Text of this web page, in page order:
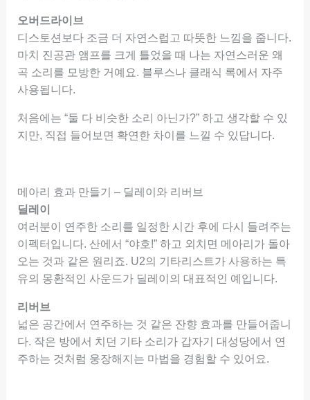
오버드라이브
디스토션보다 조금 더 자연스럽고 따뜻한 느낌을 줍니다.
마치 진공관 앰프를 크게 틀었을 때 나는 자연스러운 왜
곡 소리를 모방한 거예요. 블루스나 클래식 록에서 자주
사용됩니다.
처음에는 “둘 다 비슷한 소리 아닌가?” 하고 생각할 수 있
지만, 직접 들어보면 확연한 차이를 느낄 수 있답니다.
메아리 효과 만들기 – 딜레이와 리버브
딜레이
여러분이 연주한 소리를 일정한 시간 후에 다시 들려주는
이펙터입니다. 산에서 “야호!” 하고 외치면 메아리가 돌아
오는 것과 같은 원리죠. U2의 기타리스트가 사용하는 특
유의 몽환적인 사운드가 딜레이의 대표적인 예입니다.
리버브
넓은 공간에서 연주하는 것 같은 잔향 효과를 만들어줍니
다. 작은 방에서 치던 기타 소리가 갑자기 대성당에서 연
주하는 것처럼 웅장해지는 마법을 경험할 수 있어요.